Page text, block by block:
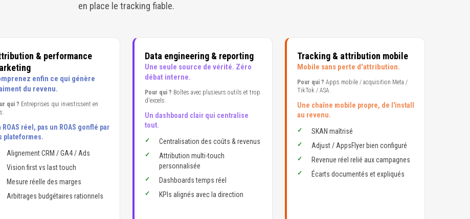
en place le tracking fiable.
& performance
enfin ce qui génère
du revenu.
qui ? Entreprises qui investissent en
ROAS réel, pas un ROAS gonflé par
plateformes.
Alignement CRM / GA4 / Ads
Vision first vs last touch
Mesure réelle des marges
Arbitrages budgétaires rationnels
Data engineering & reporting
Une seule source de vérité. Zéro
débat interne.
Pour qui ? Boîtes avec plusieurs outils et trop
d'excels.
Un dashboard clair qui centralise
tout.
Centralisation des coûts & revenus
Attribution multi-touch
personnalisée
Dashboards temps réel
KPIs alignés avec la direction
Tracking & attribution mobile
Mobile sans perte d'attribution.
Pour qui ? Apps mobile / acquisition Meta /
TikTok / ASA.
Une chaîne mobile propre, de l'install
au revenu.
SKAN maîtrisé
Adjust / AppsFlyer bien configuré
Revenue réel relié aux campagnes
Écarts documentés et expliqués